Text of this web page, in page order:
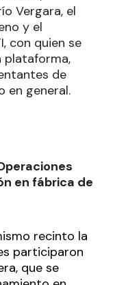
Vergara, el
y el
con quien se
plataforma,
de
en general.
en fábrica de
recinto la
participaron
que se